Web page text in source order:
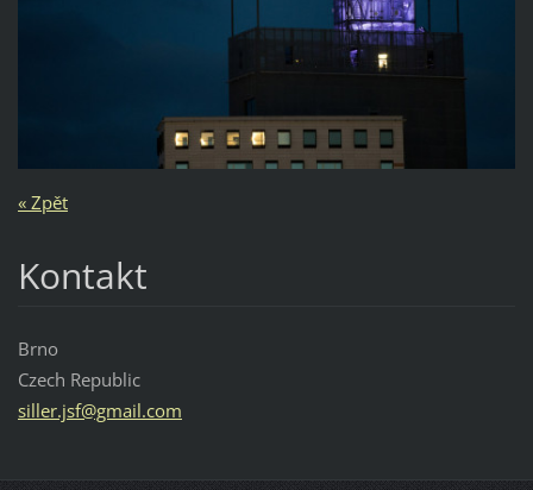
« Zpět
Kontakt
Brno
Czech Republic
siller.jsf@gmail.com